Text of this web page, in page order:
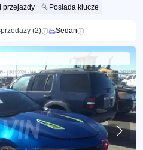
przejazdy Posiada klucze
(2) Sedan